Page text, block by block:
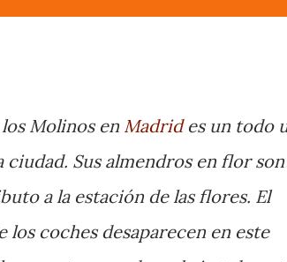
Molinos en Madrid es un todo
Sus almendros en flor son
a la estación de las flores. El
coches desaparecen en este